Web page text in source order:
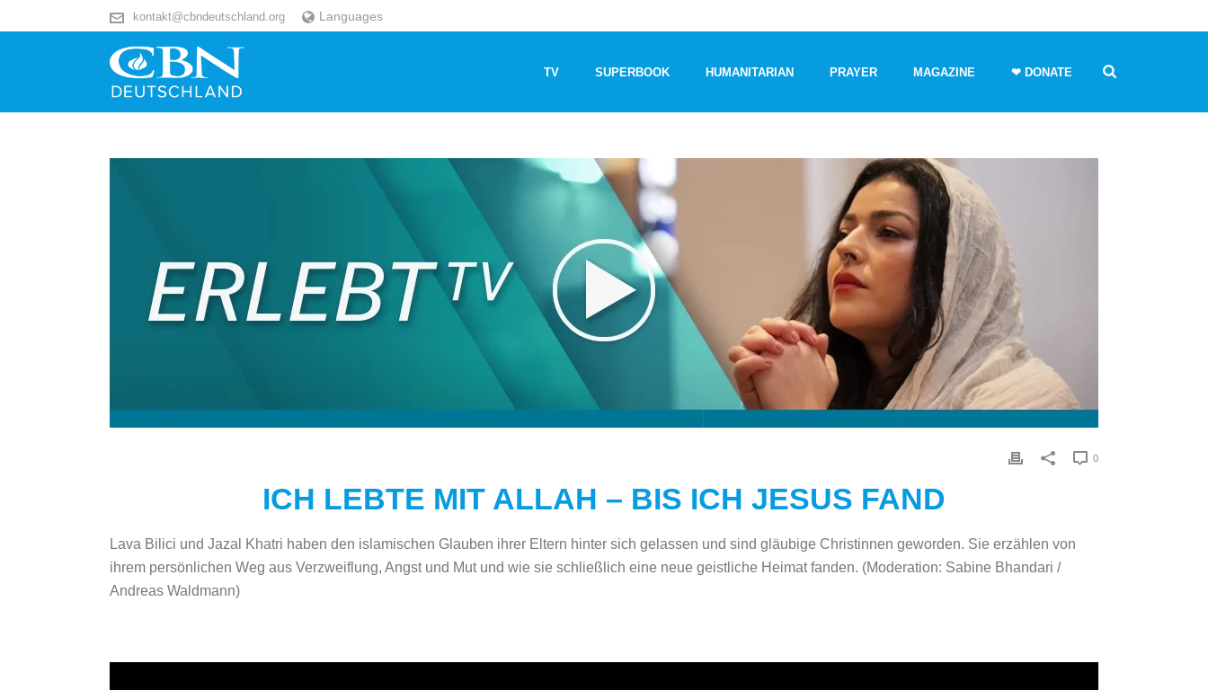
kontakt@cbndeutschland.org Languages
TV SUPERBOOK HUMANITARIAN PRAYER MAGAZINE ❤ DONATE
0
ICH LEBTE MIT ALLAH – BIS ICH JESUS FAND
Lava Bilici und Jazal Khatri haben den islamischen Glauben ihrer Eltern hinter sich gelassen und sind gläubige Christinnen geworden. Sie erzählen von
ihrem persönlichen Weg aus Verzweiflung, Angst und Mut und wie sie schließlich eine neue geistliche Heimat fanden. (Moderation: Sabine Bhandari /
Andreas Waldmann)